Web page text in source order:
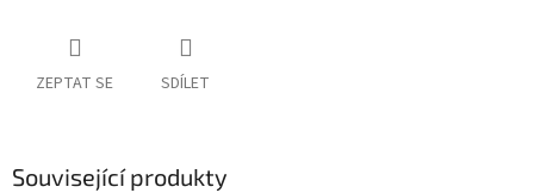
ZEPTAT SE SDÍLET
Související produkty